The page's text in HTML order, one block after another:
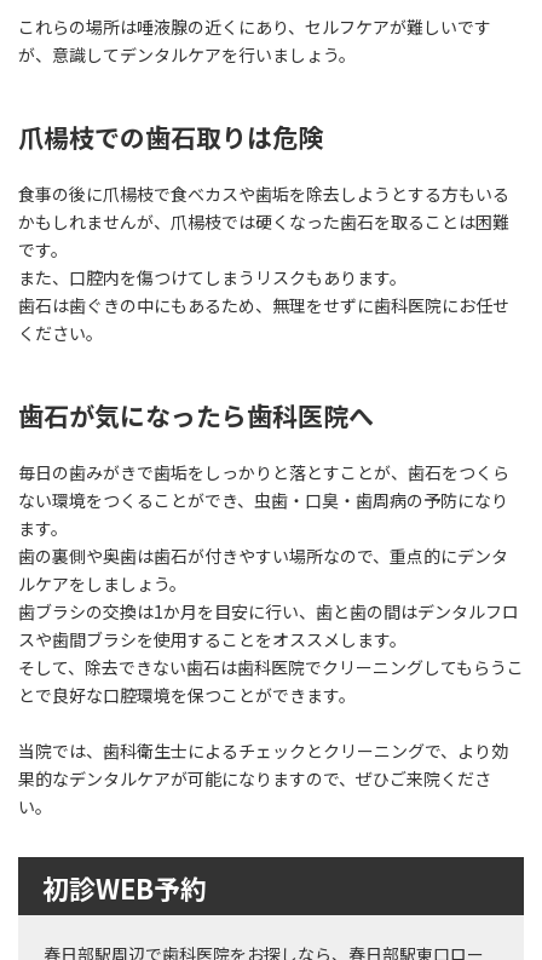
これらの場所は唾液腺の近くにあり、セルフケアが難しいです
が、意識してデンタルケアを行いましょう。
爪楊枝での歯石取りは危険
食事の後に爪楊枝で食べカスや歯垢を除去しようとする方もいる
かもしれませんが、爪楊枝では硬くなった歯石を取ることは困難
です。
また、口腔内を傷つけてしまうリスクもあります。
歯石は歯ぐきの中にもあるため、無理をせずに歯科医院にお任せ
ください。
歯石が気になったら歯科医院へ
毎日の歯みがきで歯垢をしっかりと落とすことが、歯石をつくら
ない環境をつくることができ、虫歯・口臭・歯周病の予防になり
ます。
歯の裏側や奥歯は歯石が付きやすい場所なので、重点的にデンタ
ルケアをしましょう。
歯ブラシの交換は1か月を目安に行い、歯と歯の間はデンタルフロ
スや歯間ブラシを使用することをオススメします。
そして、除去できない歯石は歯科医院でクリーニングしてもらうこ
とで良好な口腔環境を保つことができます。
当院では、歯科衛生士によるチェックとクリーニングで、より効
果的なデンタルケアが可能になりますので、ぜひご来院くださ
い。
初診WEB予約
春日部駅周辺で歯科医院をお探しなら、春日部駅東口ロー